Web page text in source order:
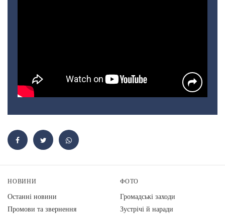
НОВИНИ
Останні новини
Промови та звернення
ФОТО
Громадські заходи
Зустрічі й наради